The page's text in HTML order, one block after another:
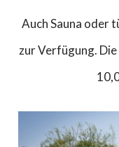
Auch Sauna oder
zur Verfügung.